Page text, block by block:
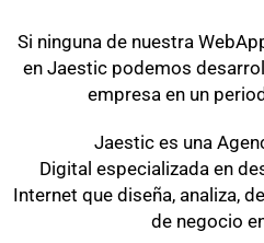
Si ninguna de nuestra
en Jaestic podemos
empresa en un
Jaestic es una
Digital especializada en
Internet que diseña, analiza,
de negocio